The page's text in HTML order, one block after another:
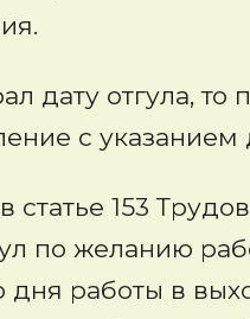
дату отгула,
с указанием
153
по желанию
дня работы в